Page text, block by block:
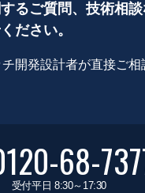
るご質問、技術相
ださい。
開発設計者が直接ご相
68-
受付平日 8:30～17:30